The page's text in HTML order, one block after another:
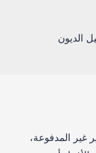
الديون
غير المدفوعة،